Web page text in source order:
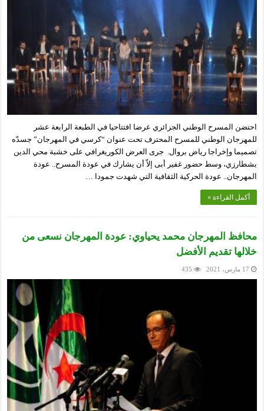
احتضن المسرح الوطني الجزائري عرضا افتتاحيا في الطبعة الرابعة عشر
للمهرجان الوطني للمسرح المحترف تحت عنوان “كرسي في المهرجان” جسدّه
تصميما وإخراجا رياض بروال. جرى العرض الكوريغرافي على خشبة محي الدين
بشطارزي، وسط حضور غفير أبى إلاّ أن يشارك في عودة المسرح.. عودة
المهرجان.. عودة الحركية الثقافية التي شهدت جمودا …
أكمل القراءة »
محافظ المهرجان محمد يحياوي: عودة المهرجان نسعى من
خلالها تقديم الأفضل
17 مارس، 2021 435